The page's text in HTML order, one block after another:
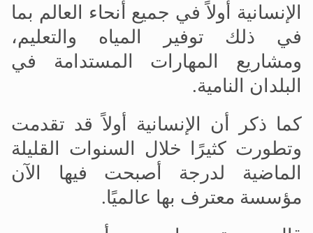
الإنسانية أولاً في جميع أنحاء العالم بما
في ذلك توفير المياه والتعليم،
ومشاريع المهارات المستدامة في
البلدان النامية.
كما ذكر أن الإنسانية أولاً قد تقدمت
وتطورت كثيرًا خلال السنوات القليلة
الماضية لدرجة أصبحت فيها الآن
مؤسسة معترف بها عالميًا.